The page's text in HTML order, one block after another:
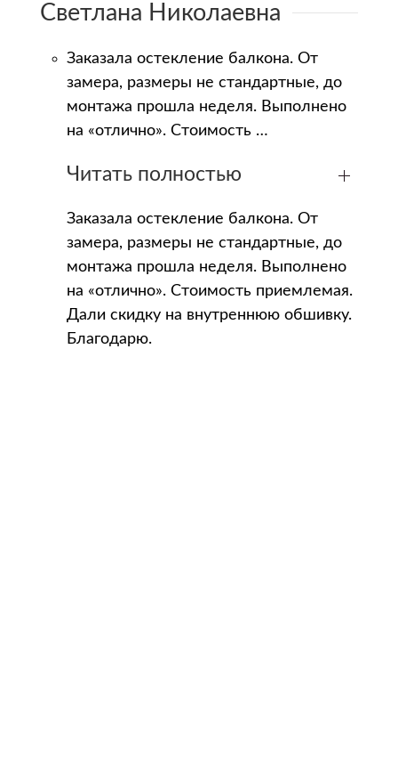
Светлана Николаевна
Заказала остекление балкона. От
замера, размеры не стандартные, до
монтажа прошла неделя. Выполнено
на «отлично». Стоимость …
Читать полностью
Заказала остекление балкона. От
замера, размеры не стандартные, до
монтажа прошла неделя. Выполнено
на «отлично». Стоимость приемлемая.
Дали скидку на внутреннюю обшивку.
Благодарю.